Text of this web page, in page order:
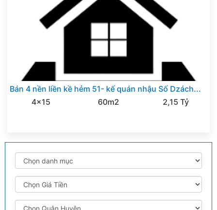
Bán 4 nền liền kề hẻm 51- kế quán nhậu Số Dzách...
4x15
60m2 2,15 Tỷ